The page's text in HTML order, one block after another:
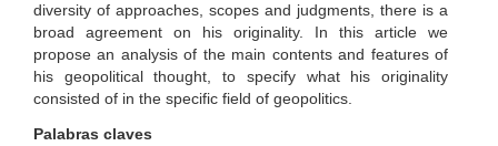
diversity of approaches, scopes and judgments, there is a
broad agreement on his originality. In this article we
propose an analysis of the main contents and features of
his geopolitical thought, to specify what his originality
consisted of in the specific field of geopolitics.
Palabras claves